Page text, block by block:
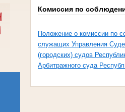
Комиссия по
Положение о комиссии по
служащих Управления
(городских) судов
Арбитражного суда